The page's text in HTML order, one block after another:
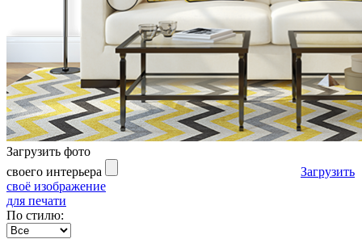
Загрузить фото
своего интерьера
Загрузить
своё изображение
для печати
По стилю: